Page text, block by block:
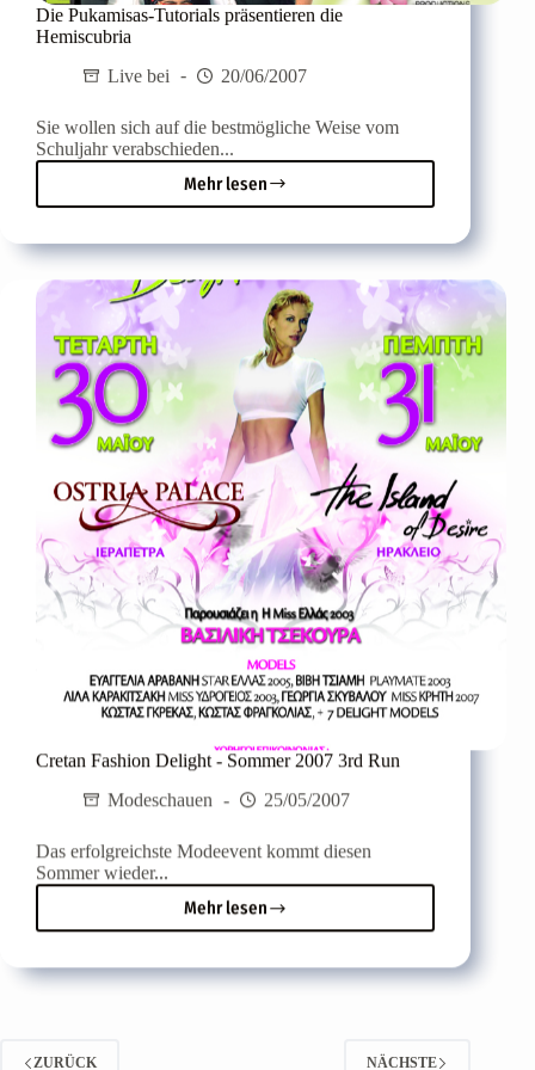
Die Pukamisas-Tutorials präsentieren die
Hemiscubria
Live bei
20/06/2007
Sie wollen sich auf die bestmögliche Weise vom
Schuljahr verabschieden...
Mehr lesen
Die
Pukamisas-
präsentieren
die
Hemiscubria
Cretan Fashion Delight - Sommer 2007 3rd Run
Modeschauen
25/05/2007
Das erfolgreichste Modeevent kommt diesen
Sommer wieder...
Mehr lesen
Cretan
Fashion
-
ZURÜCK NÄCHSTE